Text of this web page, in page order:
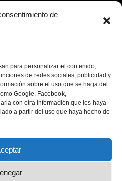
de
para personalizar el contenido,
de redes sociales, publicidad y
sobre el uso que se haga del
Google, Facebook,
con otra información que les haya
a partir del uso que haya hecho de